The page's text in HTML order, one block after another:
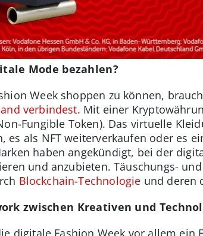
Mode bezahlen?
Week shoppen zu können,
verbindest. Mit einer
Fungible Token). Das virtuelle
es als NFT weiterverkaufen oder es
haben angekündigt, bei der
und anzubieten. Täuschungs-
Blockchain-Technologie und deren
zwischen Kreativen und